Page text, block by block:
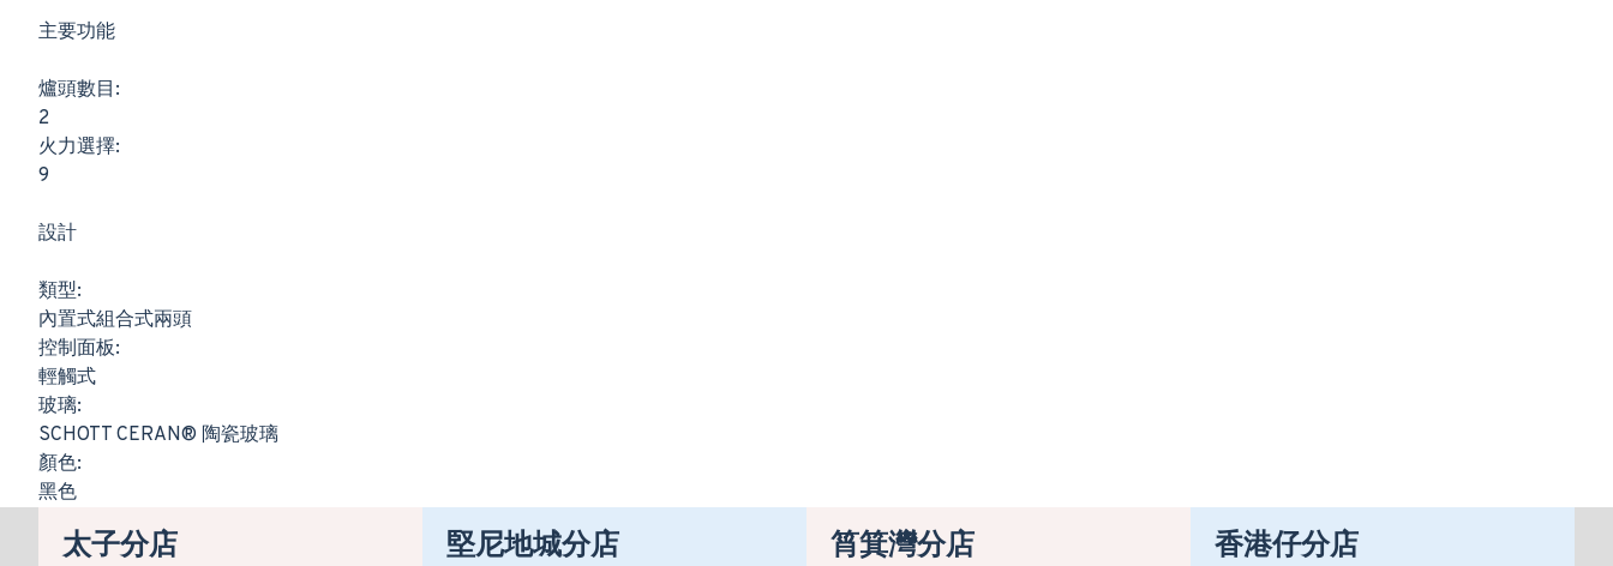
主要功能
爐頭數目:
2
火力選擇:
9
設計
類型:
內置式組合式兩頭
控制面板:
輕觸式
玻璃:
SCHOTT CERAN® 陶瓷玻璃
顏色:
黑色
太子分店 堅尼地城分店 筲箕灣分店 香港仔分店